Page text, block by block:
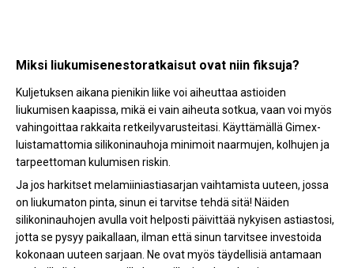
Miksi liukumisenestoratkaisut ovat niin fiksuja?
Kuljetuksen aikana pienikin liike voi aiheuttaa astioiden
liukumisen kaapissa, mikä ei vain aiheuta sotkua, vaan voi myös
vahingoittaa rakkaita retkeilyvarusteitasi. Käyttämällä Gimex-
luistamattomia silikoninauhoja minimoit naarmujen, kolhujen ja
tarpeettoman kulumisen riskin.
Ja jos harkitset melamiiniastiasarjan vaihtamista uuteen, jossa
on liukumaton pinta, sinun ei tarvitse tehdä sitä! Näiden
silikoninauhojen avulla voit helposti päivittää nykyisen astiastosi,
jotta se pysyy paikallaan, ilman että sinun tarvitsee investoida
kokonaan uuteen sarjaan. Ne ovat myös täydellisiä antamaan